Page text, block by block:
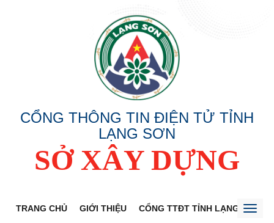
CỔNG THÔNG TIN ĐIỆN TỬ TỈNH
LẠNG SƠN
SỞ XÂY DỰNG
TRANG CHỦ GIỚI THIỆU CỔNG TTĐT TỈNH LẠNG SƠN